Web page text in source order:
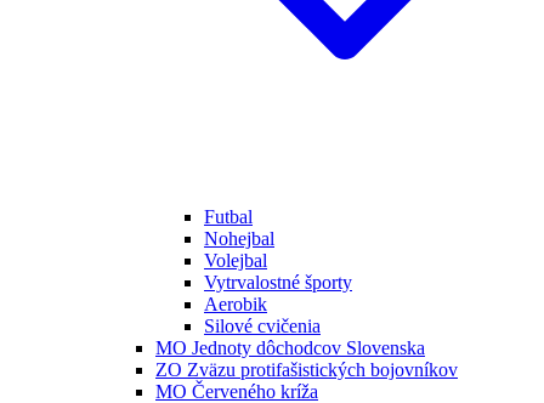
Futbal
Nohejbal
Volejbal
Vytrvalostné športy
Aerobik
Silové cvičenia
MO Jednoty dôchodcov Slovenska
ZO Zväzu protifašistických bojovníkov
MO Červeného kríža